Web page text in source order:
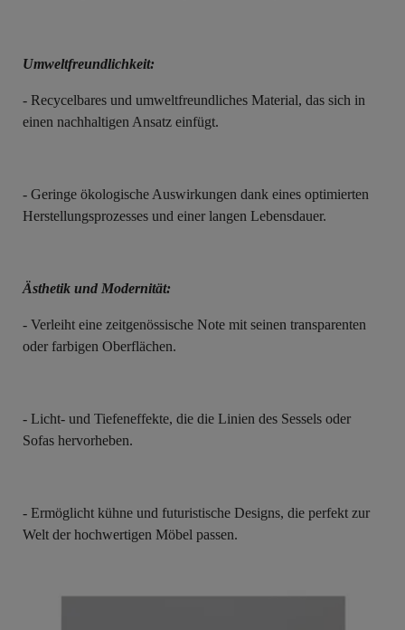
Umweltfreundlichkeit:
- Recycelbares und umweltfreundliches Material, das sich in
einen nachhaltigen Ansatz einfügt.
- Geringe ökologische Auswirkungen dank eines optimierten
Herstellungsprozesses und einer langen Lebensdauer.
Ästhetik und Modernität:
- Verleiht eine zeitgenössische Note mit seinen transparenten
oder farbigen Oberflächen.
- Licht- und Tiefeneffekte, die die Linien des Sessels oder
Sofas hervorheben.
- Ermöglicht kühne und futuristische Designs, die perfekt zur
Welt der hochwertigen Möbel passen.